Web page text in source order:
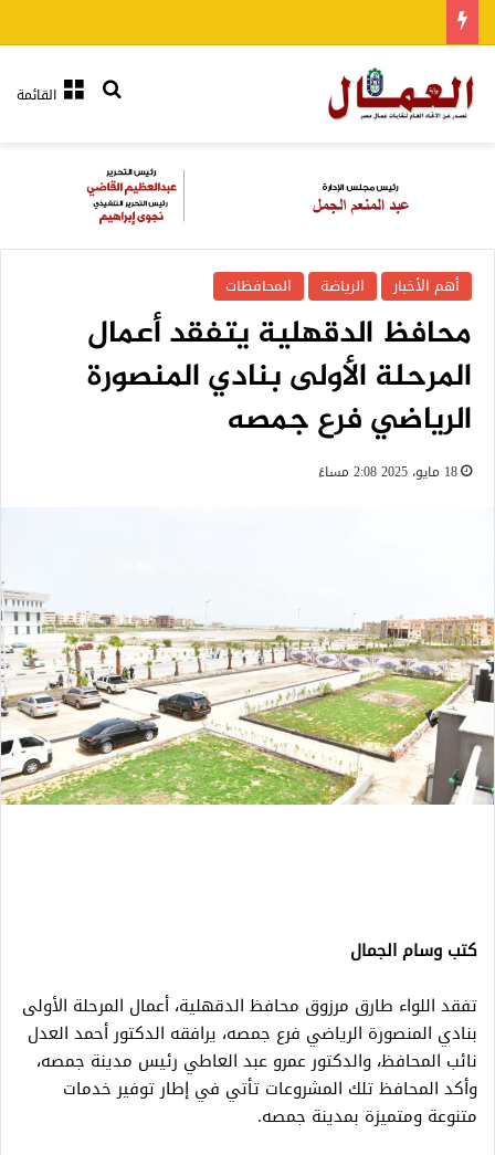
القائمةبحث عن
أهم الأخبار الرياضة المحافظات
محافظ الدقهلية يتفقد أعمال
المرحلة الأولى بنادي المنصورة
الرياضي فرع جمصه
18 مايو، 2025 2:08 مساءً
كتب وسام الجمال
تفقد اللواء طارق مرزوق محافظ الدقهلية، أعمال المرحلة الأولى
بنادي المنصورة الرياضي فرع جمصه، يرافقه الدكتور أحمد العدل
نائب المحافظ، والدكتور عمرو عبد العاطي رئيس مدينة جمصه،
وأكد المحافظ تلك المشروعات تأتي في إطار توفير خدمات
متنوعة ومتميزة بمدينة جمصه.